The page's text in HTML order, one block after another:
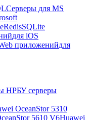
Серверы для MS
RedisSQLite
для iOS
приложенийдля
HPБУ серверы
OceanStor 5310
5610 V6Huawei